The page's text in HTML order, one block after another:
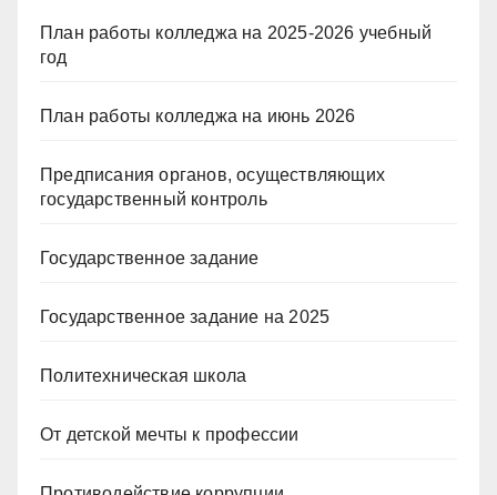
План работы колледжа на 2025-2026 учебный
год
План работы колледжа на июнь 2026
Предписания органов, осуществляющих
государственный контроль
Государственное задание
Государственное задание на 2025
Политехническая школа
От детской мечты к профессии